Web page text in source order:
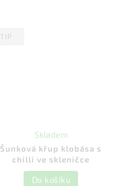
TIP
Šunková křup klobása s
chilli ve skleničce
Skladem
Do košíku